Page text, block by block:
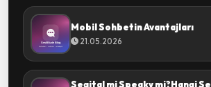
Mobil Sohbetin Avantajları
21.05.2026
Segital mi Speaky mi?Hangi